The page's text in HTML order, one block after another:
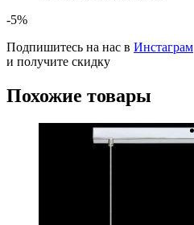
-5%
Подпишитесь на нас в Инстаграм
и получите скидку
Похожие товары